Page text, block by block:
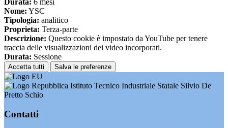
Nome: YSC
Tipologia: analitico
Proprieta: Terza-parte
Descrizione: Questo cookie è impostato da YouTube per tenere
traccia delle visualizzazioni dei video incorporati.
Durata: Sessione
Accetta tutti Salva le preferenze
Istituto Tecnico Industriale Statale Silvio De
Pretto Schio
Contatti